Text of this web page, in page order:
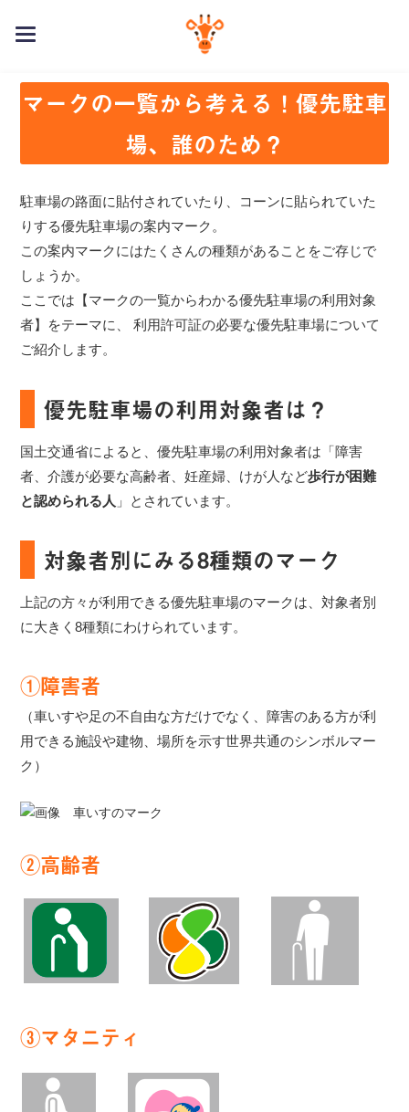
toggle
マークの一覧から考える！優先駐車
場、誰のため？
駐車場の路面に貼付されていたり、コーンに貼られていた
りする優先駐車場の案内マーク。
この案内マークにはたくさんの種類があることをご存じで
しょうか。
ここでは【マークの一覧からわかる優先駐車場の利用対象
者】をテーマに、 利用許可証の必要な優先駐車場について
ご紹介します。
優先駐車場の利用対象者は？
国土交通省によると、優先駐車場の利用対象者は「障害
者、介護が必要な高齢者、妊産婦、けが人など歩行が困難
と認められる人 」とされています。
対象者別にみる8種類のマーク
上記の方々が利用できる優先駐車場のマークは、対象者別
に大きく8種類にわけられています。
①障害者
（車いすや足の不自由な方だけでなく、障害のある方が利
用できる施設や建物、場所を示す世界共通のシンボルマー
ク）
②高齢者
③マタニティ